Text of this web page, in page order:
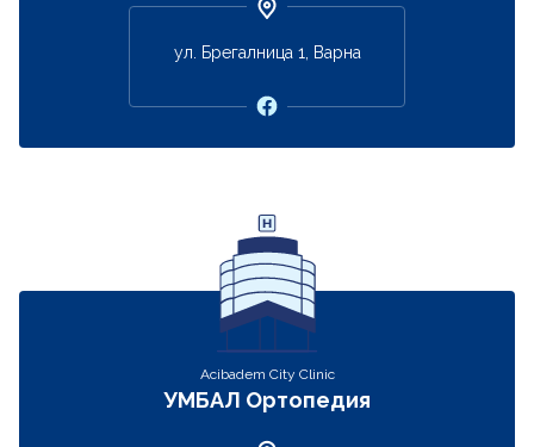
ул. Брегалница 1, Варна
Acibadem City Clinic
УМБАЛ Ортопедия